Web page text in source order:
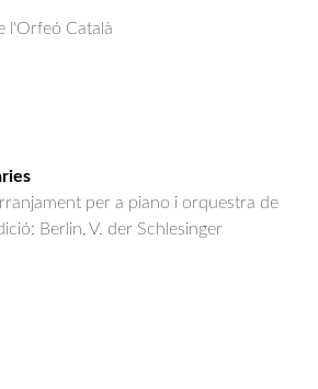
l'Orfeó Català
per a piano i orquestra de
Berlin, V. der Schlesinger